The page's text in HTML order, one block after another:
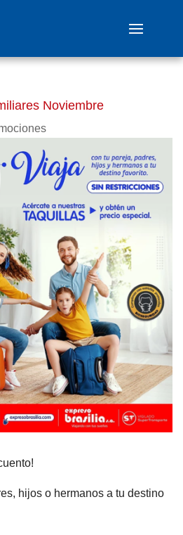
Noviembre
hijos o hermanos a tu destino